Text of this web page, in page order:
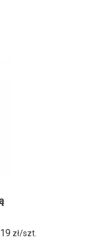
zł/szt.